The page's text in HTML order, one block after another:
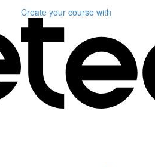
Create your course with